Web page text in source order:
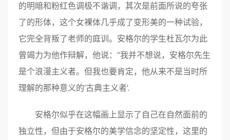
的明暗和粉红色调极不谐调，其次是前面所说的夸张
了的形体，这个女裸体几乎成了变形美的一种试验，
它完全背叛了老师的庭训。安格尔的学生杜瓦尔为此
曾竭力为他作辩解，他说：“我并不想说，安格尔先生
是个浪漫主义者。但我也要肯定，他从来不是当时所
理解的那种意义的‘古典主义者’.
安格尔似乎在这幅画上显示了自己在自然面前的
独立性，但由于安格尔的美学信念的坚定性，这里的